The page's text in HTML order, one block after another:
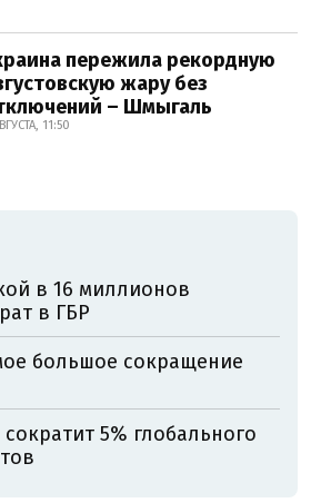
пережила рекордную
жару без
– Шмыгаль
11:50
в 16 миллионов
в ГБР
большое сокращение
5% глобального